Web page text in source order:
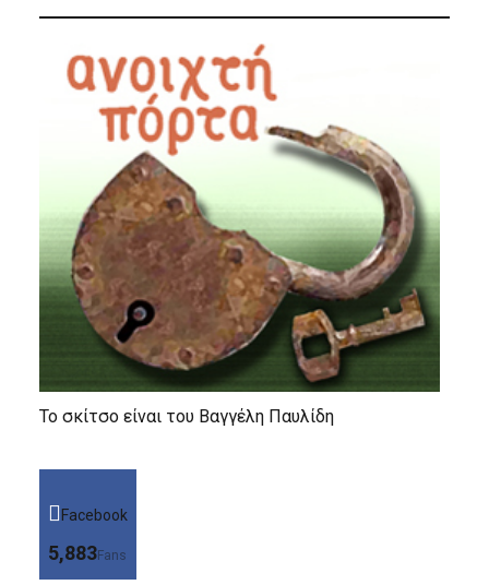
Το σκίτσο είναι του Βαγγέλη Παυλίδη
Facebook
5,883Fans